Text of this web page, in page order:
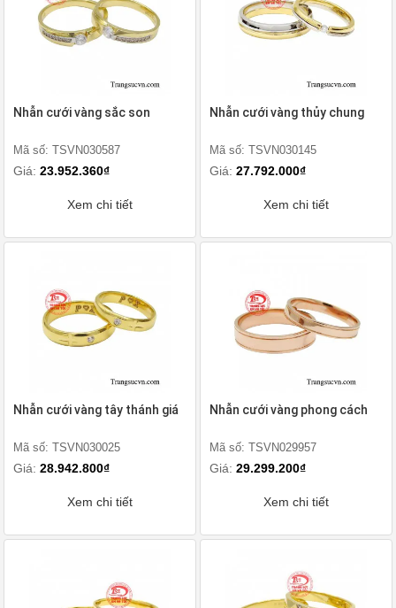
Nhẫn cưới vàng sắc son
Mã số: TSVN030587
Giá: 23.952.360₫
Xem chi tiết
Nhẫn cưới vàng thủy chung
Mã số: TSVN030145
Giá: 27.792.000₫
Xem chi tiết
Nhẫn cưới vàng tây thánh giá
Mã số: TSVN030025
Giá: 28.942.800₫
Xem chi tiết
Nhẫn cưới vàng phong cách
Mã số: TSVN029957
Giá: 29.299.200₫
Xem chi tiết